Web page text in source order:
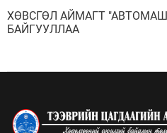
ХӨВСГӨЛ АЙМАГТ
БАЙГУУЛЛАА